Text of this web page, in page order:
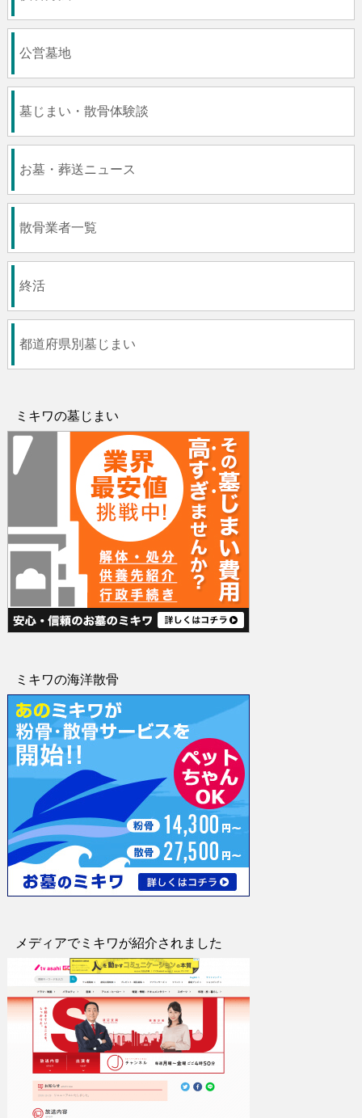
公営墓地
墓じまい・散骨体験談
お墓・葬送ニュース
散骨業者一覧
終活
都道府県別墓じまい
ミキワの墓じまい
ミキワの海洋散骨
メディアでミキワが紹介されました